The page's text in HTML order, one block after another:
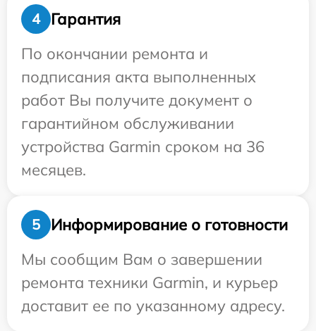
4
Гарантия
По окончании ремонта и
подписания акта выполненных
работ Вы получите документ о
гарантийном обслуживании
устройства Garmin сроком на 36
месяцев.
5
Информирование о готовности
Мы сообщим Вам о завершении
ремонта техники Garmin, и курьер
доставит ее по указанному адресу.